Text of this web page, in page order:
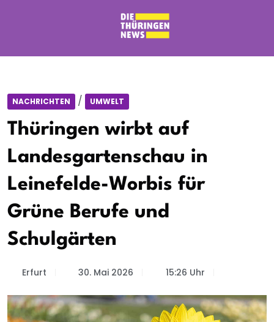
NACHRICHTEN / UMWELT
Thüringen wirbt auf
Landesgartenschau in
Leinefelde-Worbis für
Grüne Berufe und
Schulgärten
Erfurt 30. Mai 2026 15:26 Uhr